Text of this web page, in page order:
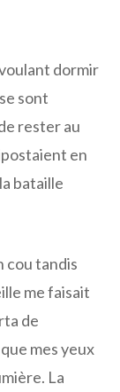
dormir
sont
rester au
en
bataille
cou tandis
me faisait
de
mes yeux
La